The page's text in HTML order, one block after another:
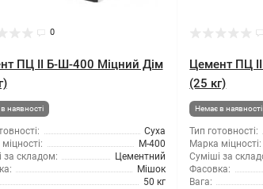
0
ПЦ II Б-Ш-400 Міцний Дім
наявності
Суха
М-400
за складом:
Цементний
Мішок
50 кг
Цемент ПЦ
(25 кг)
Немає в наявності
Тип готовності:
Марка міцності:
Суміші за
Фасовка:
Вага: